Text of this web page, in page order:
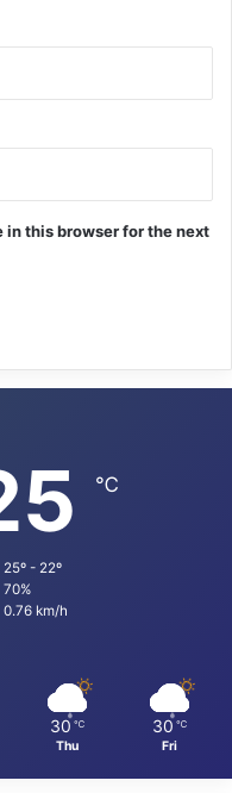
in this browser for the next
℃
25º - 22º
70%
0.76 km/h
30 ℃
Thu
30 ℃
Fri